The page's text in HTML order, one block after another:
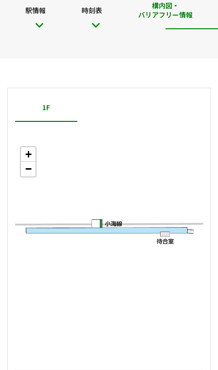
駅情報 時刻表
構内図・
バリアフリー情報
1F
+
−